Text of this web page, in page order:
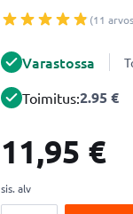
(11
Varastossa
Toimitus:2.95 €
11,95 €
sis. alv